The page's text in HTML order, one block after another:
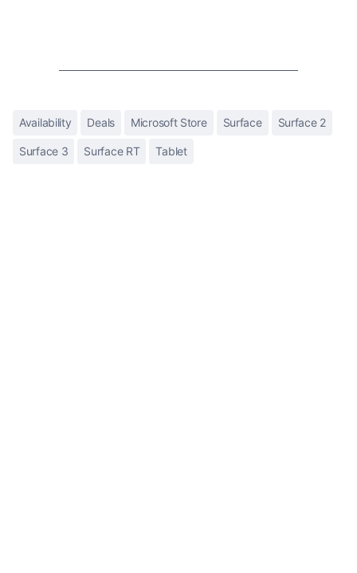
Availability Deals Microsoft Store Surface Surface 2
Surface 3 Surface RT Tablet